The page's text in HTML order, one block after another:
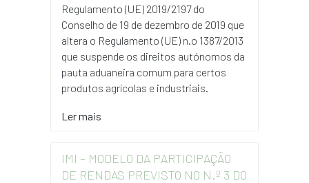
Regulamento (UE) 2019/2197 do
Conselho de 19 de dezembro de 2019 que
altera o Regulamento (UE) n.o 1387/2013
que suspende os direitos autónomos da
pauta aduaneira comum para certos
produtos agrícolas e industriais.
Ler mais
IMI – MODELO DA PARTICIPAÇÃO
DE RENDAS PREVISTO NO N.º 3 DO